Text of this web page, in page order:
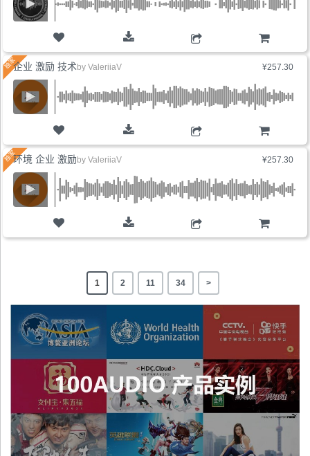
购物车
¥257.30
购物车
企业 激励 技术 by ValeriiaV
¥257.30
购物车
环境 企业 激励 by ValeriiaV
1 2 11 34 >